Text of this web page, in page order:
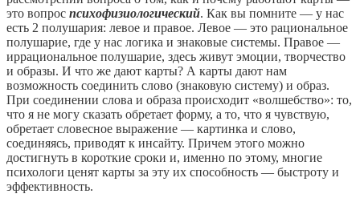
это вопрос психофизиологический. Как вы помните — у нас
есть 2 полушария: левое и правое. Левое — это рациональное
полушарие, где у нас логика и знаковые системы. Правое —
иррациональное полушарие, здесь живут эмоции, творчество
и образы. И что же дают карты? А карты дают нам
возможность соединить слово (знаковую систему) и образ.
При соединении слова и образа происходит «волшебство»: то,
что я не могу сказать обретает форму, а то, что я чувствую,
обретает словесное выражение — картинка и слово,
соединяясь, приводят к инсайту. Причем этого можно
достигнуть в короткие сроки и, именно по этому, многие
психологи ценят карты за эту их способность — быстроту и
эффективность.